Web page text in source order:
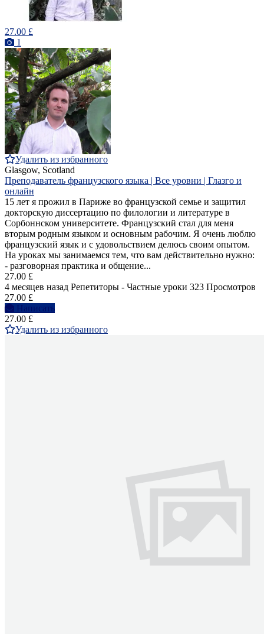
27.00 £
1
Удалить из избранного
Glasgow, Scotland
Преподаватель французского языка | Все уровни | Глазго и
онлайн
15 лет я прожил в Париже во французской семье и защитил
докторскую диссертацию по филологии и литературе в
Сорбоннском университете. Французский стал для меня
вторым родным языком и основным рабочим. Я очень люблю
французский язык и с удовольствием делюсь своим опытом.
На уроках мы занимаемся тем, что вам действительно нужно:
- разговорная практика и общение...
27.00 £
4 месяцев назад Репетиторы - Частные уроки 323 Просмотров
27.00 £
Написать
27.00 £
Удалить из избранного